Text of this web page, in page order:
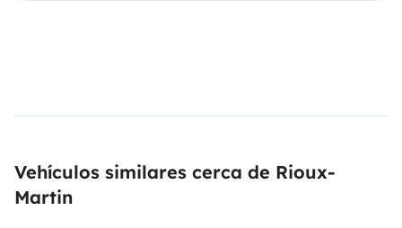
Vehículos similares cerca de Rioux-
Martin